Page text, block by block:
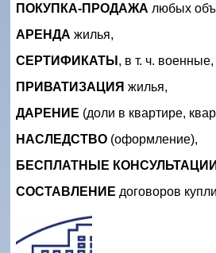
ПОКУПКА-ПРОДАЖА любых
АРЕНДА жилья,
СЕРТИФИКАТЫ , в т. ч.
ПРИВАТИЗАЦИЯ жилья,
ДАРЕНИЕ (доли в квартире,
НАСЛЕДСТВО (оформление),
БЕСПЛАТНЫЕ КОНСУЛЬТАЦИИ
СОСТАВЛЕНИЕ договоров